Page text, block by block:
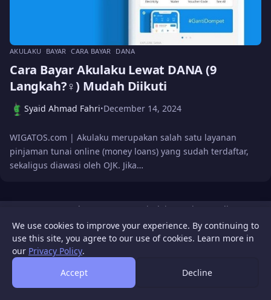
AKULAKU BAYAR CARA BAYAR DANA
Cara Bayar Akulaku Lewat DANA (9
Langkah?‍♀️) Mudah Diikuti
Syaid Ahmad Fahri•December 14, 2024
WIGATOS.com | Akulaku merupakan salah satu layanan
pinjaman tunai online (money loans) yang sudah terdaftar,
sekaligus diawasi oleh OJK. Jika…
About Disclaimer
Privacy Policy
© 2026 WIGATOS.
We use cookies to improve your experience. By continuing to
use this site, you agree to our use of cookies. Learn more in
our Privacy Policy.
Accept
Decline